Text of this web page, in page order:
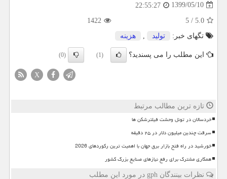
1399/05/10
22:55:27
5.0
/
5
1422
تگهای خبر:
تولید هزینه
این مطلب را می پسندید؟ (1)
(0)
X
تازه ترین مطالب مرتبط
خردسالان در تونل وحشت فیلترشکن ها
سرقت چندین میلیون دلار در ۲۵ دقیقه
خورشید در راه فتح بازار برق جهان با اهمیت ترین رکوردهای 2026
همکاری مشترک برای رفع نیازهای صنایع بزرگ کشور
نظرات بینندگان gph در مورد این مطلب